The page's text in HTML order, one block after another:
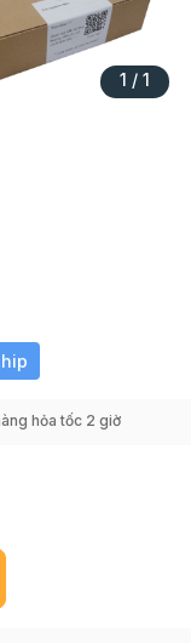
1 / 1
hỏa tốc 2 giờ